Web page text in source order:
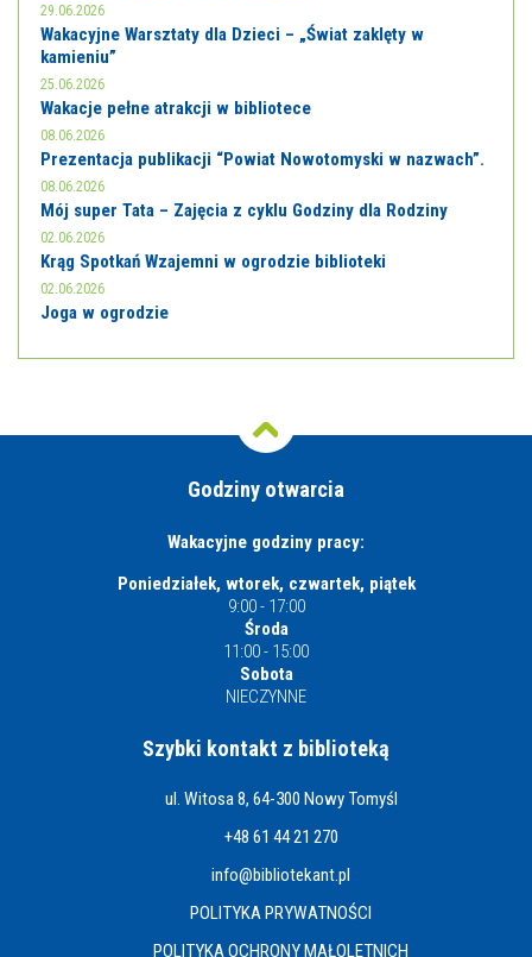
29.06.2026
Wakacyjne Warsztaty dla Dzieci – „Świat zaklęty w
kamieniu”
25.06.2026
Wakacje pełne atrakcji w bibliotece
08.06.2026
Prezentacja publikacji “Powiat Nowotomyski w nazwach”.
08.06.2026
Mój super Tata – Zajęcia z cyklu Godziny dla Rodziny
02.06.2026
Krąg Spotkań Wzajemni w ogrodzie biblioteki
02.06.2026
Joga w ogrodzie
Godziny otwarcia
Wakacyjne godziny pracy:
Poniedziałek, wtorek, czwartek, piątek
9:00 - 17:00
Środa
11:00 - 15:00
Sobota
NIECZYNNE
Szybki kontakt z biblioteką
ul. Witosa 8, 64-300 Nowy Tomyśl
+48 61 44 21 270
info@bibliotekant.pl
POLITYKA PRYWATNOŚCI
POLITYKA OCHRONY MAŁOLETNICH